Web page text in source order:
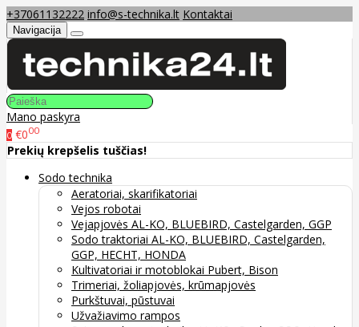
+37061132222 info@s-technika.lt Kontaktai
Navigacija
Mano paskyra
0 €000
Prekių krepšelis tuščias!
Sodo technika
Aeratoriai, skarifikatoriai
Vejos robotai
Vejapjovės AL-KO, BLUEBIRD, Castelgarden, GGP
Sodo traktoriai AL-KO, BLUEBIRD, Castelgarden,
GGP, HECHT, HONDA
Kultivatoriai ir motoblokai Pubert, Bison
Trimeriai, žoliapjovės, krūmapjovės
Purkštuvai, pūstuvai
Užvažiavimo rampos